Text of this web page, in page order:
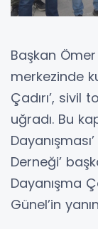
Başkan
merkezinde
Çadırı’, sivil
uğradı. Bu
Derneği’
Dayanışma
Günel’in